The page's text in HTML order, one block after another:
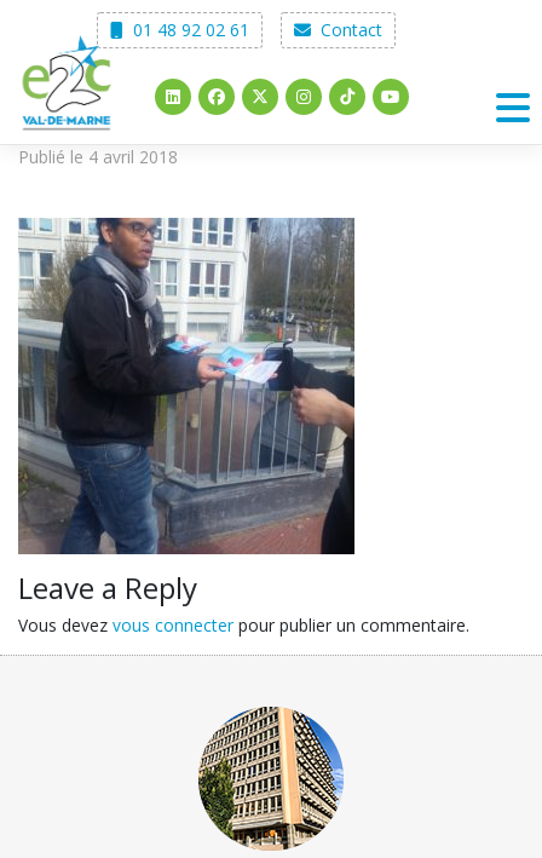
content
01 48 92 02 61 Contact
Publié le 4 avril 2018
Leave a Reply
Vous devez vous connecter pour publier un commentaire.